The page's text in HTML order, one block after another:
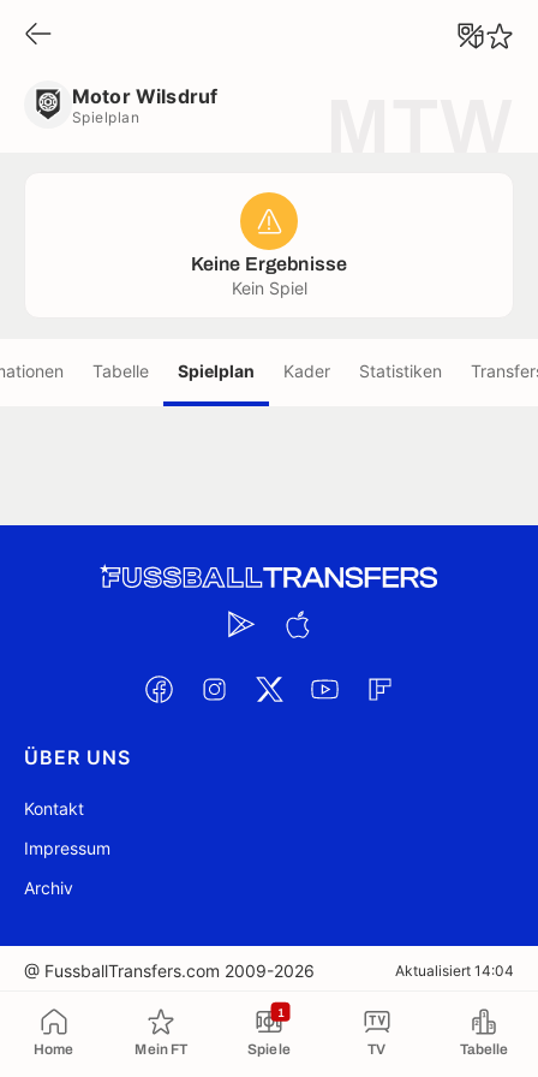
Home Mein FT Spiele
1
TV Tabelle
Motor Wilsdruf
Spielplan
Keine Ergebnisse
Kein Spiel
Tabelle Spielplan Kader Statistiken
ÜBER UNS
Kontakt
Impressum
Archiv
@ FussballTransfers.com 2009-2026 Aktualisiert 14:04
In die Zwischenablage kopiert